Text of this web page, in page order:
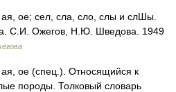
ое; сел, сла, сло, слы и слШы.
С.И. Ожегов, Н.Ю. Шведова. 1949
ое (спец.). Относящийся к
породы. Толковый словарь